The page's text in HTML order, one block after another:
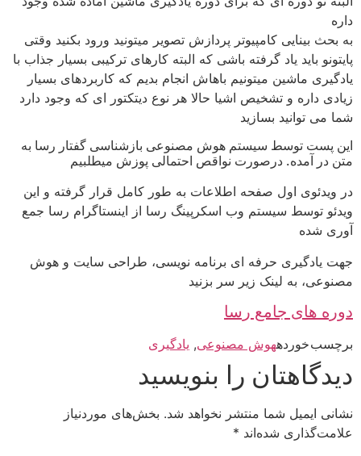
داره
به بحث بینایی کامپیوتر پردازش تصویر میتونید ورود بکنید وقتی
پایتونو باید یاد گرفته باشی که البته کارهای ترکیبی بسیار جذاب با
یادگیری ماشین میتونیم باهاش انجام بدیم که کاربردهای بسیار
زیادی داره و تشخیص اشیا حالا هر نوع دیتکتور ای که وجود دارد
شما می توانید بسازید
این پست توسط سیستم هوش مصنوعی بازشناسی گفتار رسا به
متن در آمده. درصورت نواقص احتمالی پوزش میطلبیم
در ویدئوی اول صفحه اطلاعات به طور کامل قرار گرفته و این
ویدئو توسط سیستم وب اسکرپینگ رسا از اینستاگرام رسا جمع
آوری شده
جهت یادگیری حرفه ای برنامه نویسی، طراحی سایت و هوش
مصنوعی، به لینک زیر سر بزنید
دوره های جامع رسا
برچسب خوردههوش مصنوعی, یادگیری
دیدگاهتان را بنویسید
نشانی ایمیل شما منتشر نخواهد شد. بخش‌های موردنیاز
علامت‌گذاری شده‌اند *